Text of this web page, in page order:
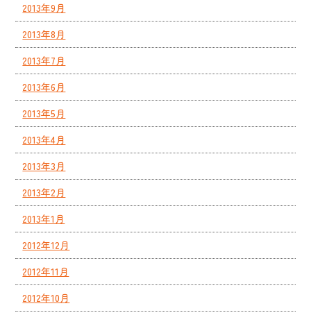
2013年9月
2013年8月
2013年7月
2013年6月
2013年5月
2013年4月
2013年3月
2013年2月
2013年1月
2012年12月
2012年11月
2012年10月